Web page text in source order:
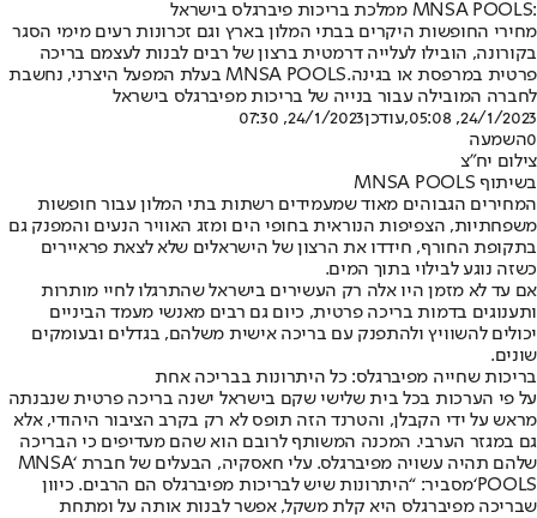
:MNSA POOLS ממלכת בריכות פיברגלס בישראל
מחירי החופשות היקרים בבתי המלון בארץ וגם זכרונות רעים מימי הסגר
בקורונה, הובילו לעלייה דרמטית ברצון של רבים לבנות לעצמם בריכה
פרטית במרפסת או בגינה.MNSA POOLS בעלת המפעל היצרני, נחשבת
לחברה המובילה עבור בנייה של בריכות מפיברגלס בישראל
24/1/2023, 05:08
,עודכן24/1/2023, 07:30
0השמעה
צילום יח"צ
בשיתוף MNSA POOLS
המחירים הגבוהים מאוד שמעמידים רשתות בתי המלון עבור חופשות
משפחתיות, הצפיפות הנוראית בחופי הים ומזג האוויר הנעים והמפנק גם
בתקופת החורף, חידדו את הרצון של הישראלים שלא לצאת פראיירים
כשזה נוגע לבילוי בתוך המים.
אם עד לא מזמן היו אלה רק העשירים בישראל שהתרגלו לחיי מותרות
ותענוגים בדמות בריכה פרטית, כיום גם רבים מאנשי מעמד הביניים
יכולים להשוויץ ולהתפנק עם בריכה אישית משלהם, בגדלים ובעומקים
שונים.
בריכות שחייה מפיברגלס: כל היתרונות בבריכה אחת
על פי הערכות בכל בית שלישי שקם בישראל ישנה בריכה פרטית שנבנתה
מראש על ידי הקבלן, והטרנד הזה תופס לא רק בקרב הציבור היהודי, אלא
גם במגזר הערבי. המכנה המשותף לרובם הוא שהם מעדיפים כי הבריכה
שלהם תהיה עשויה מפיברגלס. עלי חאסקיה, הבעלים של חברת ‘MNSA
POOLS
‘מסביר: “היתרונות שיש לבריכות מפיברגלס הם הרבים. כיוון
שבריכה מפיברגלס היא קלת משקל, אפשר לבנות אותה על ומתחת